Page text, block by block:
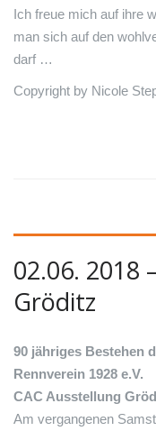
Ich freue mich auf ihre
man sich auf den
darf …
Copyright by Nicole
02.06. 2018
Gröditz
90 jähriges Bestehen
Rennverein 1928 e.V.
CAC Ausstellung
Am vergangenen